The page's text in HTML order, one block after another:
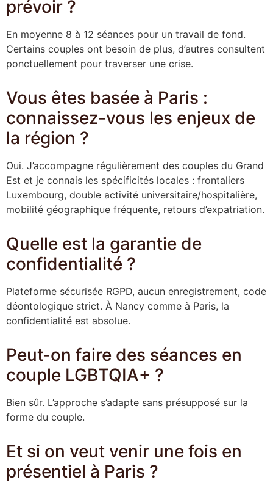
prévoir ?
En moyenne 8 à 12 séances pour un travail de fond.
Certains couples ont besoin de plus, d’autres consultent
ponctuellement pour traverser une crise.
Vous êtes basée à Paris :
connaissez-vous les enjeux de
la région ?
Oui. J’accompagne régulièrement des couples du Grand
Est et je connais les spécificités locales : frontaliers
Luxembourg, double activité universitaire/hospitalière,
mobilité géographique fréquente, retours d’expatriation.
Quelle est la garantie de
confidentialité ?
Plateforme sécurisée RGPD, aucun enregistrement, code
déontologique strict. À Nancy comme à Paris, la
confidentialité est absolue.
Peut-on faire des séances en
couple LGBTQIA+ ?
Bien sûr. L’approche s’adapte sans présupposé sur la
forme du couple.
Et si on veut venir une fois en
présentiel à Paris ?